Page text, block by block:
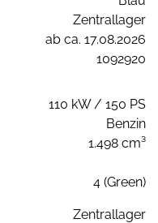
Zentrallager
ab ca. 17.08.2026
1092920
110 kW / 150 PS
Benzin
1.498 cm³
4 (Green)
Zentrallager